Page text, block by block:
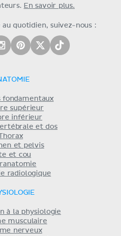
En savoir plus.
quotidien, suivez-nous :
fondamentaux
supérieur
inférieur
et dos
Thorax
et pelvis
et cou
radiologique
à la physiologie
musculaire
nerveux